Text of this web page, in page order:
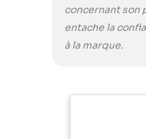
concernant son
entache la
à la marque.